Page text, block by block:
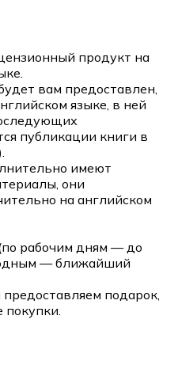
продукт на
вам предоставлен,
языке, в ней
публикации книги в
имеют
они
на английском
рабочим дням — до
— ближайший
подарок,
покупки.